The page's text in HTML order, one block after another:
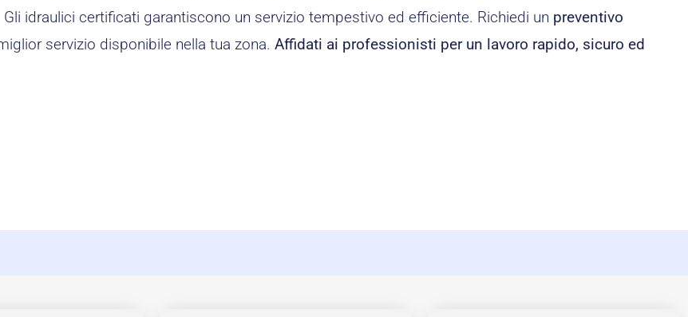
idraulici certificati garantiscono un servizio tempestivo ed efficiente. Richiedi un preventivo
servizio disponibile nella tua zona.Affidati ai professionisti per un lavoro rapido, sicuro ed